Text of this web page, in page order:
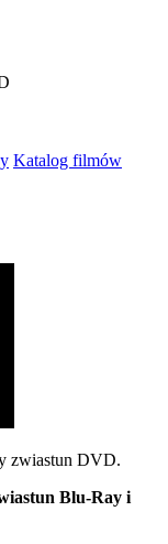
Katalog filmów
zwiastun DVD.
Blu-Ray i